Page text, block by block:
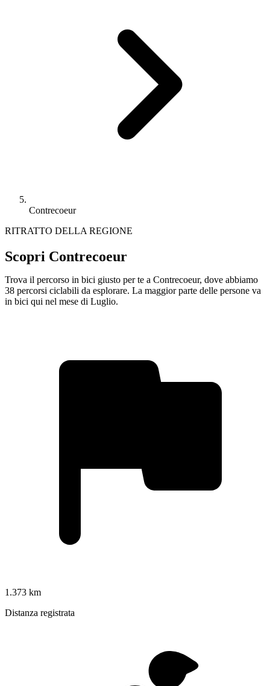
Contrecoeur
RITRATTO DELLA REGIONE
Scopri Contrecoeur
Trova il percorso in bici giusto per te a Contrecoeur, dove abbiamo
38 percorsi ciclabili da esplorare. La maggior parte delle persone va
in bici qui nel mese di Luglio.
1.373 km
Distanza registrata